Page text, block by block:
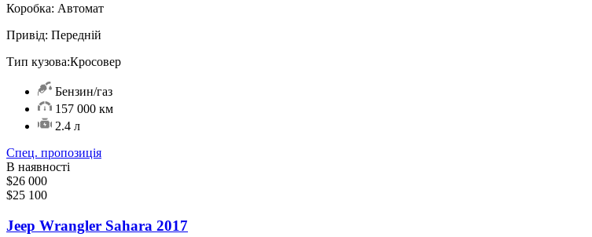
Коробка: Автомат
Привід: Передній
Тип кузова:Кросовер
Бензин/газ
157 000 км
2.4 л
Спец. пропозиція
В наявності
$26 000
$25 100
Jeep Wrangler Sahara 2017